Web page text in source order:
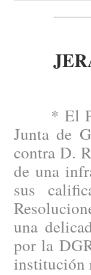
* El
Junta de
contra D.
de una
sus
una
por la
institución